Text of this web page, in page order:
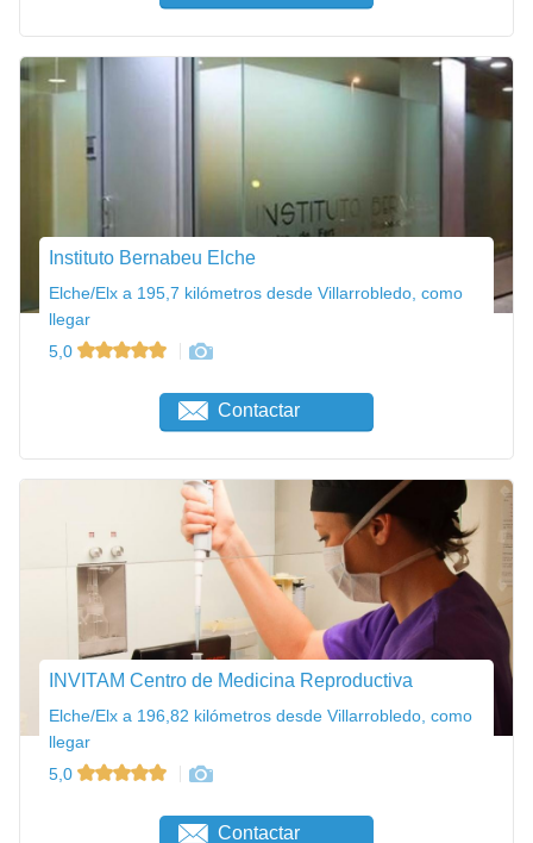
Instituto Bernabeu Elche
Elche/Elx a 195,7 kilómetros desde Villarrobledo, como
llegar
5,0
Contactar
INVITAM Centro de Medicina Reproductiva
Elche/Elx a 196,82 kilómetros desde Villarrobledo, como
llegar
5,0
Contactar